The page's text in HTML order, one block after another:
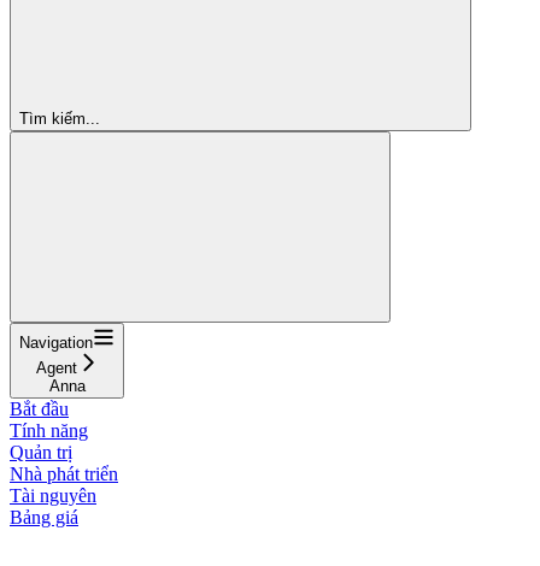
Tìm kiếm...
Navigation
Agent
Anna
Bắt đầu
Tính năng
Quản trị
Nhà phát triển
Tài nguyên
Bảng giá